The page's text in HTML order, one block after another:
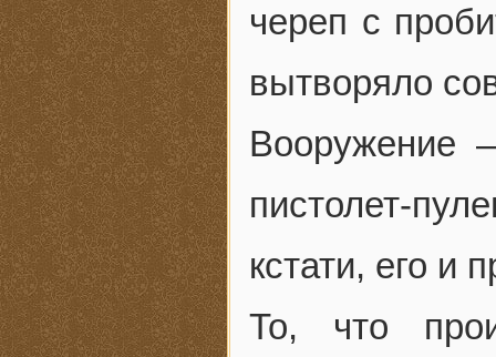
череп с
вытворяло
Вооружение
пистолет-
кстати, его и
То, что